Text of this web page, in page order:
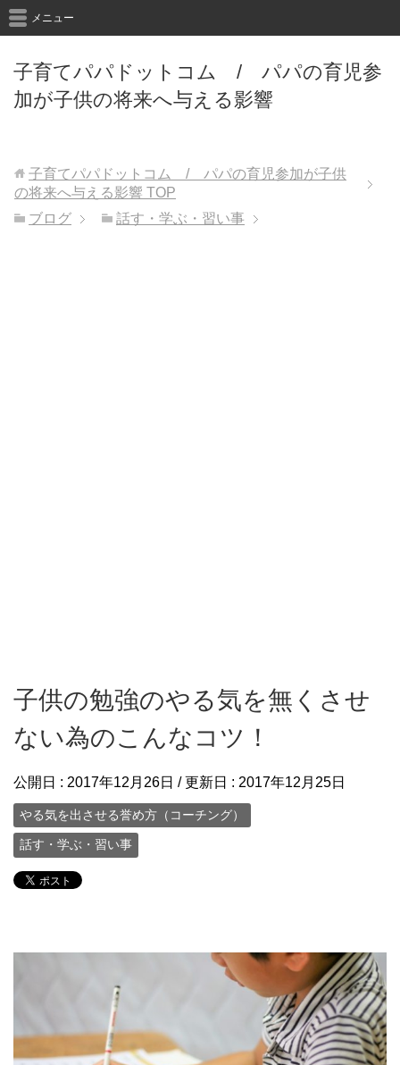
子育てパパドットコム / パパの育児参
加が子供の将来へ与える影響
メニュー
子育てパパドットコム / パパの育児参加が子供
の将来へ与える影響 TOP
ブログ
話す・学ぶ・習い事
子供の勉強のやる気を無くさせ
ない為のこんなコツ！
公開日 : 2017年12月26日 / 更新日 : 2017年12月25日
やる気を出させる誉め方（コーチング）
話す・学ぶ・習い事